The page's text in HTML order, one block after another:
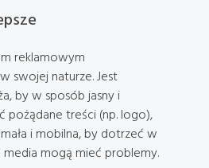
reklamowym
swojej naturze. Jest
by w sposób jasny i
pożądane treści (np. logo),
i mobilna, by dotrzeć w
media mogą mieć problemy.